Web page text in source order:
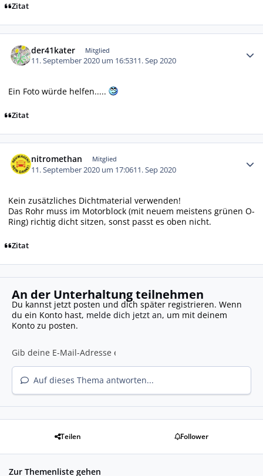
Zitat
der41kater Mitglied
11. September 2020 um 16:5311. Sep 2020
Ein Foto würde helfen.....
Zitat
nitromethan Mitglied
11. September 2020 um 17:0611. Sep 2020
Kein zusätzliches Dichtmaterial verwenden!
Das Rohr muss im Motorblock (mit neuem meistens grünen O-
Ring) richtig dicht sitzen, sonst passt es oben nicht.
Zitat
An der Unterhaltung teilnehmen
Du kannst jetzt posten und dich später registrieren. Wenn
du ein Konto hast, melde dich jetzt an, um mit deinem
Konto zu posten.
Auf dieses Thema antworten...
Teilen Follower
Zur Themenliste gehen